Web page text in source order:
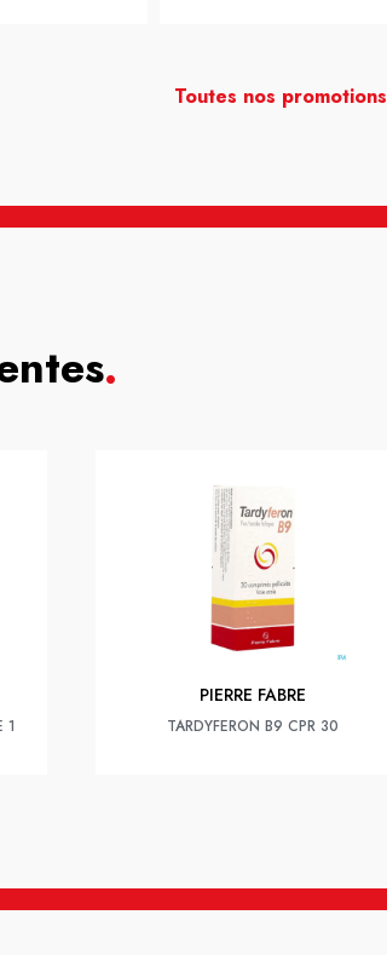
Toutes nos promotions
.
1
PIERRE FABRE
TARDYFERON B9 CPR 30